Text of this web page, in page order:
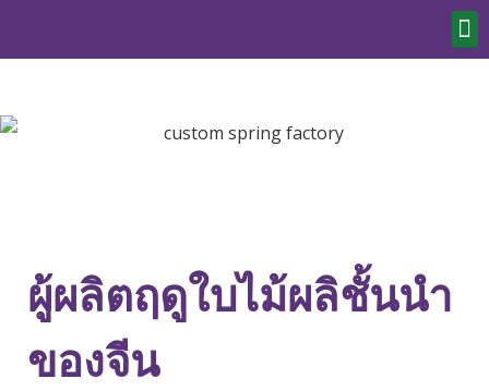
ผู้ผลิตฤดูใบไม้ผลิชั้นนำ
ของจีน